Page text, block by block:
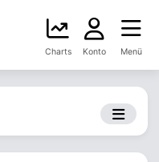
Charts Konto Menü